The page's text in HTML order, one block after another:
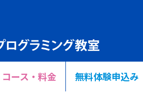
コース・料金 無料体験申込み